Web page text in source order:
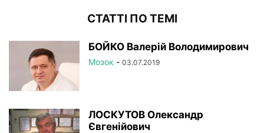
СТАТТІ ПО ТЕМІ
БОЙКО Валерій Володимирович
Мозок - 03.07.2019
ЛОСКУТОВ Олександр
Євгенійович